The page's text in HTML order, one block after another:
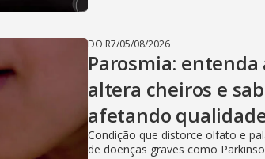
DO R7/05/08/2026
Parosmia: entenda
altera cheiros e
afetando
Condição que distorce olfato e
de doenças graves como